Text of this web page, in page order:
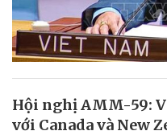
Hội nghị AMM-59:
với Canada và New